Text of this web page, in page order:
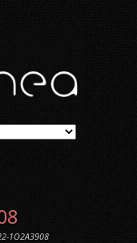
1O2A3908